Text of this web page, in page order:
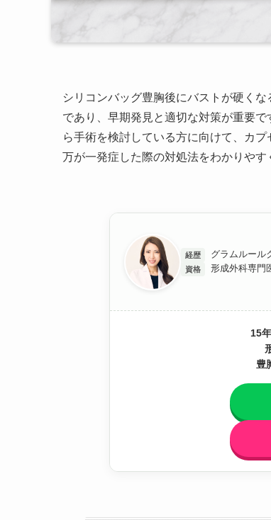
シリコンバッグ豊胸後にバストが硬く
であり、早期発見と適切な対策が重要
ら手術を検討している方に向けて、カ
万が一発症した際の対処法をわかりやす
経歴 グラムルール
資格 形成外科専門
15
豊